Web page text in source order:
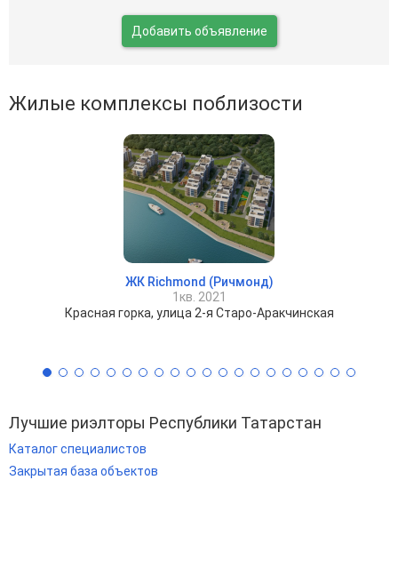
Добавить объявление
Жилые комплексы поблизости
ЖК Richmond (Ричмонд)
1кв. 2021
Красная горка, улица 2-я Старо-Аракчинская
Лучшие риэлторы Республики Татарстан
Каталог специалистов
Закрытая база объектов